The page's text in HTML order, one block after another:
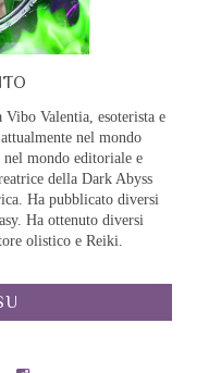
Valentia, esoterista e
nel mondo
mondo editoriale e
della Dark Abyss
Ha pubblicato diversi
Ha ottenuto diversi
olistico e Reiki.